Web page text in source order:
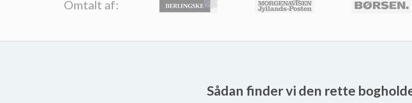
Omtalt af:
Sådan finder vi den rette